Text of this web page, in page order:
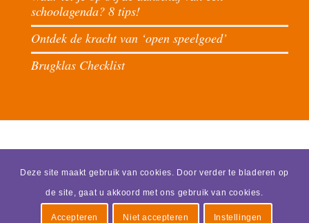
schoolagenda? 8 tips!
Ontdek de kracht van ‘open speelgoed’
Brugklas Checklist
Deze site maakt gebruik van cookies. Door verder te bladeren op
de site, gaat u akkoord met ons gebruik van cookies.
Accepteren Niet accepteren Instellingen